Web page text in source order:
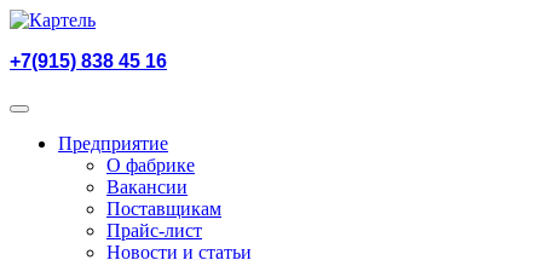
+7(915) 838 45 16
Предприятие
О фабрике
Вакансии
Поставщикам
Прайс-лист
Новости и статьи